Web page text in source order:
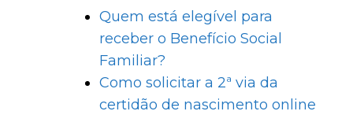
Quem está elegível para
receber o Benefício Social
Familiar?
Como solicitar a 2ª via da
certidão de nascimento online